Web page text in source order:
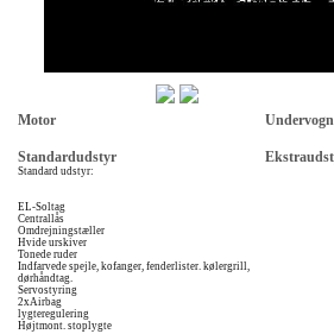
Motor Undervogn
Standardudstyr
Standard udstyr:
EL-Soltag
Centrallås
Omdrejningstæller
Hvide urskiver
Tonede ruder
Indfarvede spejle, kofanger, fenderlister. kølergrill,
dørhåndtag.
Servostyring
2xAirbag
lygteregulering
Højtmont. stoplygte